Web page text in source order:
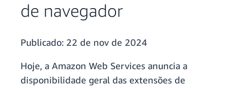
de navegador
Publicado: 22 de nov de 2024
Hoje, a Amazon Web Services anuncia a
disponibilidade geral das extensões de